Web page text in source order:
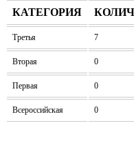
КАТЕГОРИЯ
Третья 7
Вторая 0
Первая 0
Всероссийская 0